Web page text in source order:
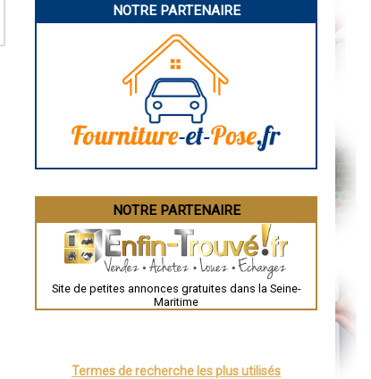
Brive-la-Gaillarde
Chartres
Toulouse
Châteauroux
Grenoble
Mont-de-Marsan
Saint-Étienne
NOTRE PARTENAIRE
NOTRE PARTENAIRE
Site de petites annonces gratuites dans la Seine-
Maritime
Termes de recherche les plus utilisés